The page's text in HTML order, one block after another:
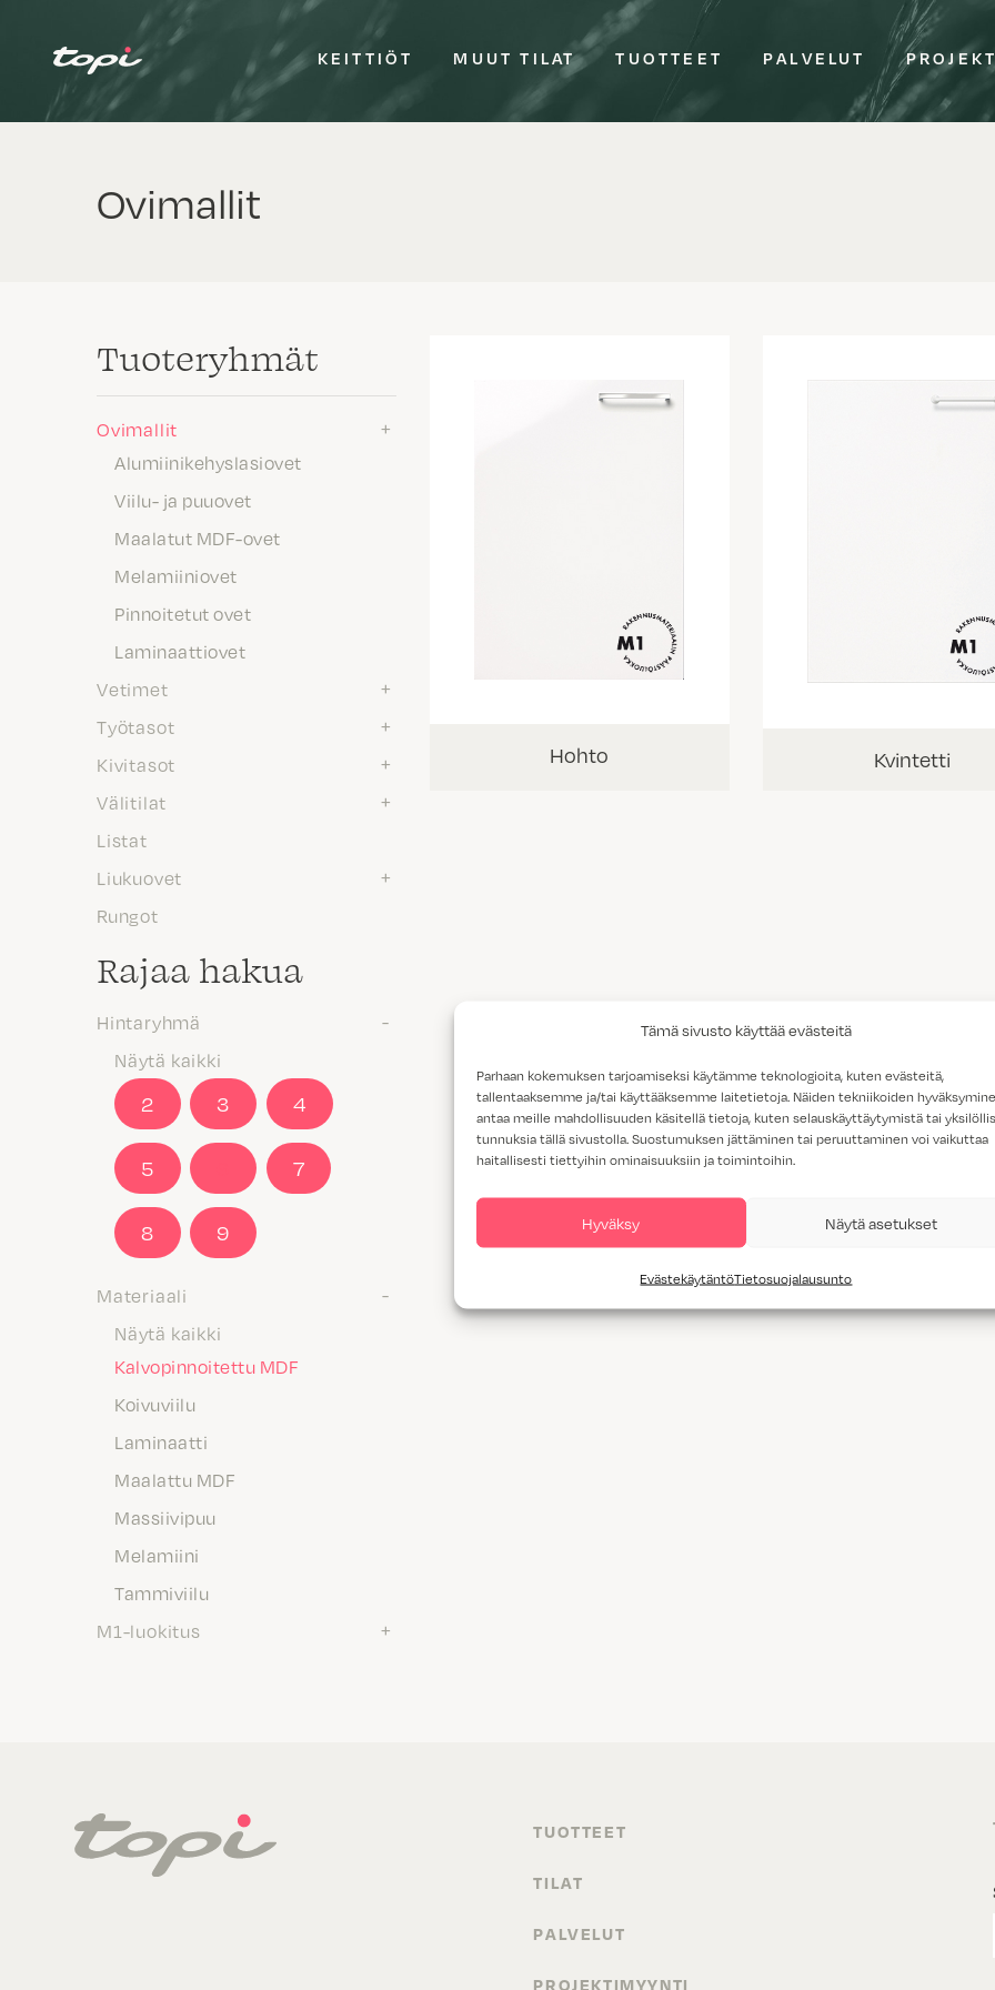
Tämä sivusto käyttää evästeitä
Parhaan kokemuksen tarjoamiseksi käytämme teknologioita, kuten evästeitä,
tallentaaksemme ja/tai käyttääksemme laitetietoja. Näiden tekniikoiden
antaa meille mahdollisuuden käsitellä tietoja, kuten selauskäyttäytymistä tai
tunnuksia tällä sivustolla. Suostumuksen jättäminen tai peruuttaminen voi vaikuttaa
haitallisesti tiettyihin ominaisuuksiin ja toimintoihin.
Hyväksy Näytä asetukset
EvästekäytäntöTietosuojalausunto
KEITTIÖT MUUT TILAT TUOTTEET PALVELUT
Ovimallit
Tuote­ryhmät
Ovimallit
Alumiinikehyslasiovet
Viilu- ja puuovet
Maalatut MDF-ovet
Melamiiniovet
Pinnoitetut ovet
Laminaattiovet
Vetimet
Työtasot
Kivitasot
Välitilat
Listat
Liukuovet
Rungot
Rajaa hakua
Hintaryhmä
Näytä kaikki
2 3 4
5 7
8 9
Materiaali
Näytä kaikki
Kalvopinnoitettu MDF
Koivuviilu
Laminaatti
Maalattu MDF
Massiivipuu
Melamiini
Tammiviilu
M1-luokitus
Hohto Kvintetti
TUOTTEET
TILAT
PALVELUT
PROJEKTIMYYNTI